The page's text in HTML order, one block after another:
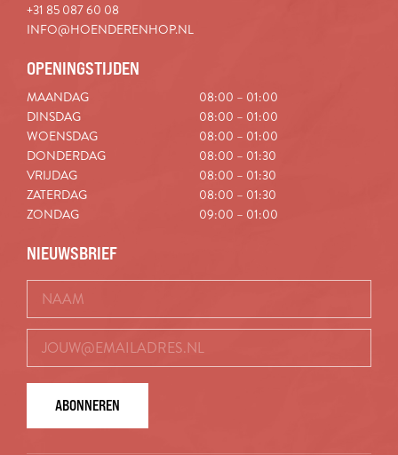
+31 85 087 60 08
INFO@HOENDERENHOP.NL
OPENINGSTIJDEN
MAANDAG
08:00 – 01:00
DINSDAG
08:00 – 01:00
WOENSDAG
08:00 – 01:00
DONDERDAG
08:00 – 01:30
VRIJDAG
08:00 – 01:30
ZATERDAG
08:00 – 01:30
ZONDAG
09:00 – 01:00
NIEUWSBRIEF
ABONNEREN